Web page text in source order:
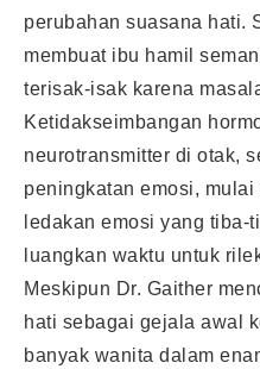
perubahan suasana hati.
membuat ibu hamil
terisak-isak karena
Ketidakseimbangan
neurotransmitter di otak,
peningkatan emosi,
ledakan emosi yang tiba-
luangkan waktu untuk
Meskipun Dr. Gaither
hati sebagai gejala awal
banyak wanita dalam